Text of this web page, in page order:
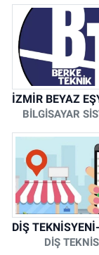
BİLGİSAYAR
DİŞ